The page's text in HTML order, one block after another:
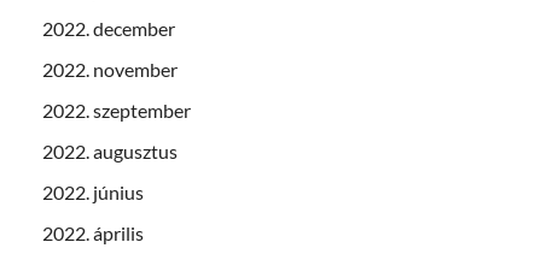
2022. december
2022. november
2022. szeptember
2022. augusztus
2022. június
2022. április